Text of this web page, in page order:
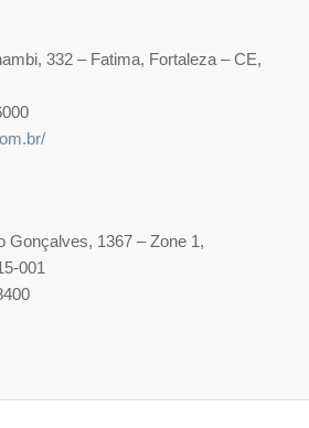
332 – Fatima, Fortaleza – CE,
Gonçalves, 1367 – Zone 1,
001